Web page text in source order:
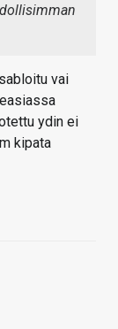
vai
ydin ei
kipata